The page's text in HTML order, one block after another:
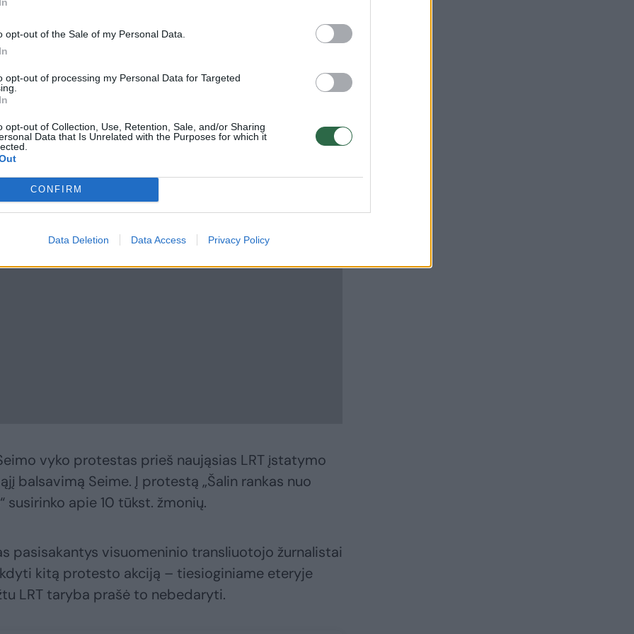
opt-out of the Sale of my Personal Data.
opt-out of processing my Personal Data for Targeted
opt-out of Collection, Use, Retention, Sale, and/or Sharing
Data that Is Unrelated with the Purposes for which it
CONFIRM
Data Deletion Data Access Privacy Policy
dėl protesto akcijos, šio klausimo
– aiški protestuotojų žinutė: „Gėda“
vyko protestas prieš naująsias LRT įstatymo
balsavimą Seime. Į protestą „Šalin rankas nuo
apie 10 tūkst. žmonių.
pasisakantys visuomeninio transliuotojo žurnalistai
kitą protesto akciją – tiesioginiame eteryje
LRT taryba prašė to nebedaryti.